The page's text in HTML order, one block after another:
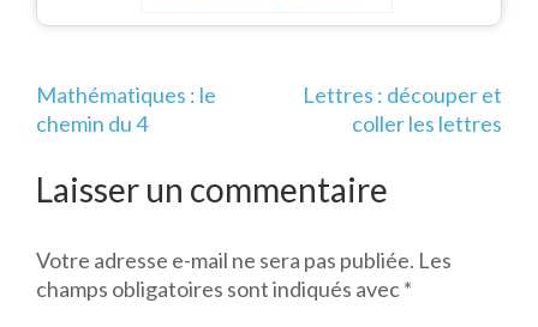
Navigation
de
Mathématiques : le
chemin du 4
Lettres : découper et
coller les lettres
Laisser un commentaire
Votre adresse e-mail ne sera pas publiée. Les
champs obligatoires sont indiqués avec*